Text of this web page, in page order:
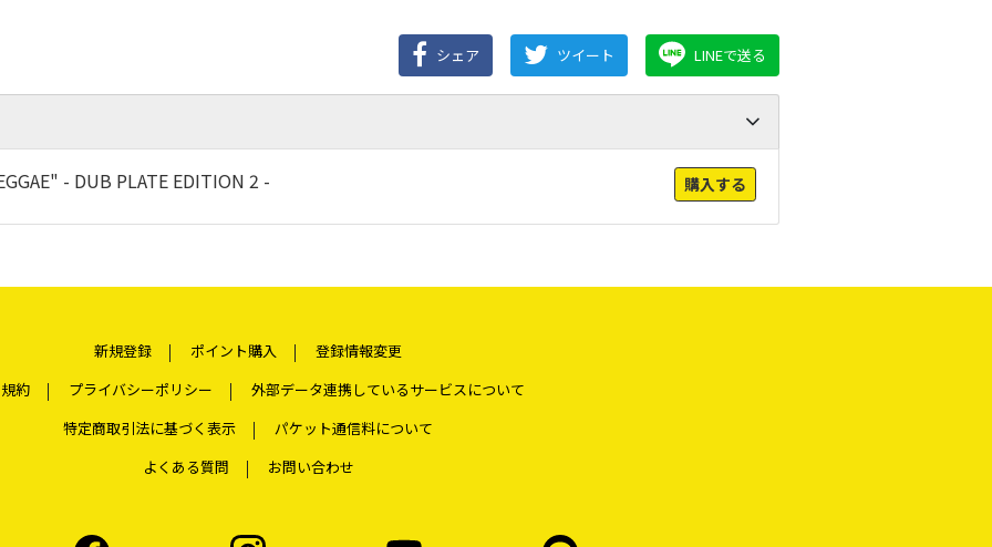
シェア ツイート LINEで送る
- DUB PLATE EDITION 2 - 購入する
新規登録 ポイント購入
登録情報変更
約
プライバシーポリシー
外部データ連携しているサービスについて
特定商取引法に基づく表示
パケット通信料について
よくある質問
お問い合わせ